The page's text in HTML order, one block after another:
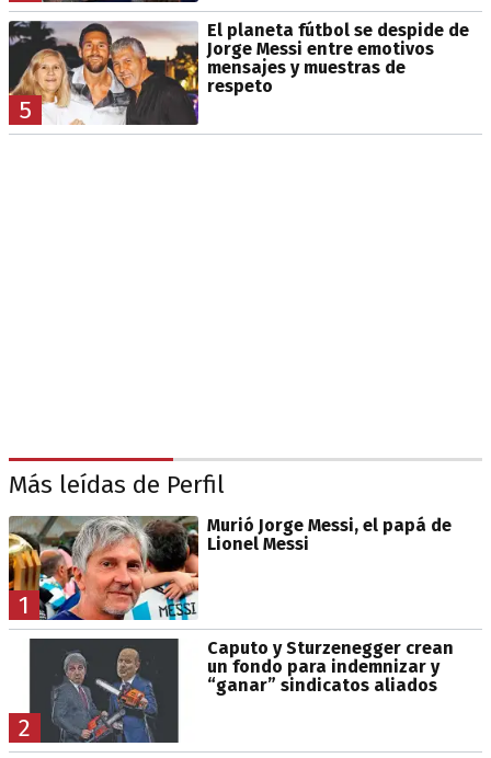
5
El planeta fútbol se despide de
Jorge Messi entre emotivos
mensajes y muestras de
respeto
Más leídas de Perfil
1
Murió Jorge Messi, el papá de
Lionel Messi
2
Caputo y Sturzenegger crean
un fondo para indemnizar y
“ganar” sindicatos aliados